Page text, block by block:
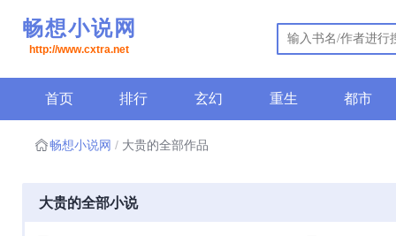
畅想小说网
http://www.cxtra.net
首页 排行 玄幻 重生 都市
畅想小说网 大贵的全部作品
大贵的全部小说